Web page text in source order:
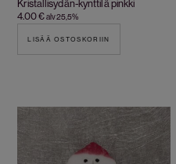
Kristallisydän-kynttilä pinkki
4.00€alv 25,5%
LISÄÄ OSTOSKORIIN